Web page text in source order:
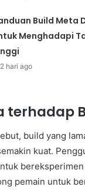
Build Meta
Menghadapi
2 hari ago
terhadap
build yang
kuat.
pemain untuk